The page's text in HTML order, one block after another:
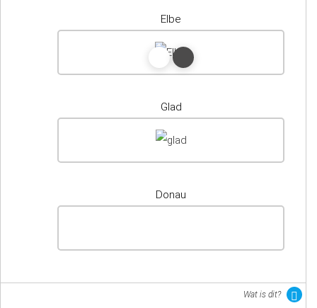
Elbe
Glad
Donau
Wat is dit?